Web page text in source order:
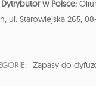
Dytrybutor w Polsce:
ul. Starowiejska 265,
Zapasy do